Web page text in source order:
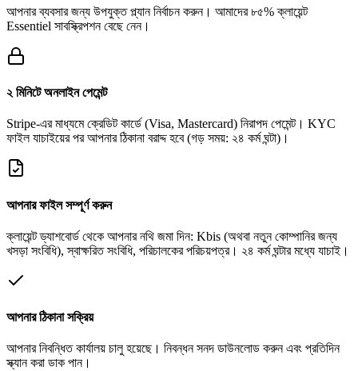
আপনার ব্যবসার জন্য উপযুক্ত প্ল্যান নির্বাচন করুন। আমাদের ৮৫% ক্লায়েন্ট
Essentiel সাবস্ক্রিপশন বেছে নেন।
২ মিনিটে অনলাইন পেমেন্ট
Stripe-এর মাধ্যমে ক্রেডিট কার্ডে (Visa, Mastercard) নিরাপদ পেমেন্ট। KYC
ফাইল যাচাইয়ের পর আপনার ঠিকানা বরাদ্দ হবে (গড় সময়: ২৪ কর্ম ঘন্টা)।
আপনার ফাইল সম্পূর্ণ করুন
ক্লায়েন্ট ড্যাশবোর্ড থেকে আপনার নথি জমা দিন: Kbis (অথবা নতুন কোম্পানির জন্য
খসড়া সংবিধি), স্বাক্ষরিত সংবিধি, পরিচালকের পরিচয়পত্র। ২৪ কর্ম ঘন্টার মধ্যে যাচাই।
আপনার ঠিকানা সক্রিয়
আপনার নিবন্ধিত কার্যালয় চালু হয়েছে। নিবন্ধন সনদ ডাউনলোড করুন এবং প্রতিদিন
স্ক্যান করা ডাক পান।